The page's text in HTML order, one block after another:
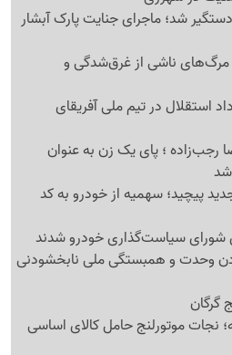
شد؛ ماجرای جنایت پارک آبشار
مرگ‌های ناشی از غرق‌شدگی و
استقلال در تیم ملی آفریقای
رجب‌زاده ؛ پای یک زن به عنوان
شد
پیچید؛ سهمیه از خودرو به کد
شورای سیاست‌گذاری خودرو شدند
وحدت و همبستگی ملی نابخشودنی
گرگان
نجات موتورلنج حامل کالای اساسی